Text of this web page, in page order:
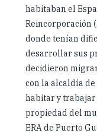
habitaban el
Reincorporación
donde tenían
desarrollar sus
decidieron
con la alcaldía
habitar y trabajar
propiedad del
ERA de Puerto